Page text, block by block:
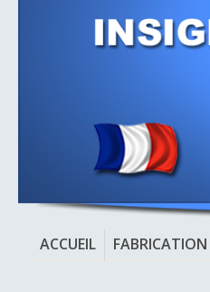
ACCUEIL FABRICATION